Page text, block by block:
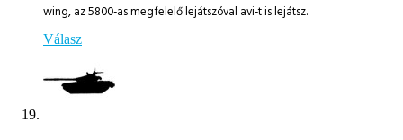
wing, az 5800-as megfelelő lejátszóval avi-t is lejátsz.
Válasz